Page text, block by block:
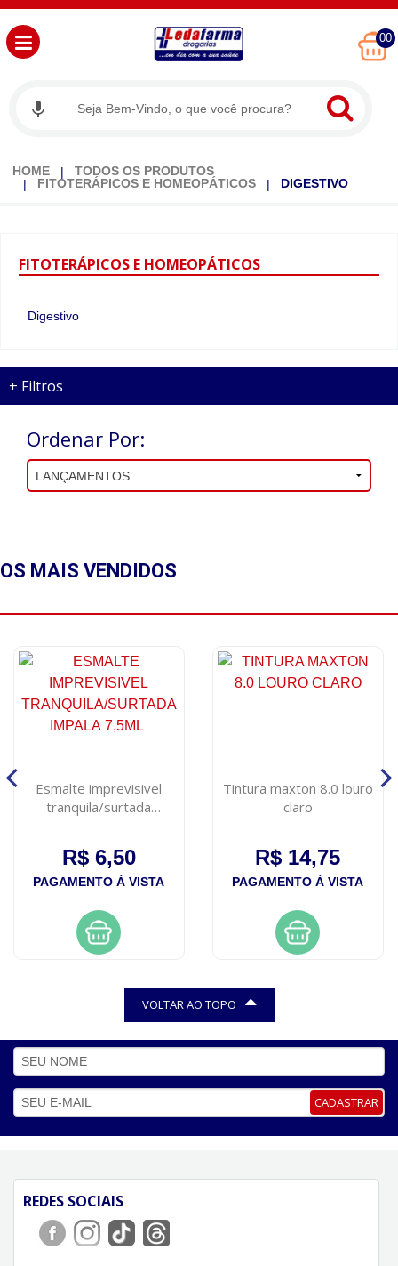
00
HOME
TODOS OS PRODUTOS
FITOTERÁPICOS E HOMEOPÁTICOS
DIGESTIVO
FITOTERÁPICOS E HOMEOPÁTICOS
Digestivo
+ Filtros
Ordenar Por:
OS MAIS VENDIDOS
Esmalte imprevisivel
tranquila/surtada
R$ 6,50
PAGAMENTO À VISTA
Tintura maxton 8.0 louro
claro
R$ 14,75
PAGAMENTO À VISTA
VOLTAR AO TOPO
CADASTRAR
REDES SOCIAIS